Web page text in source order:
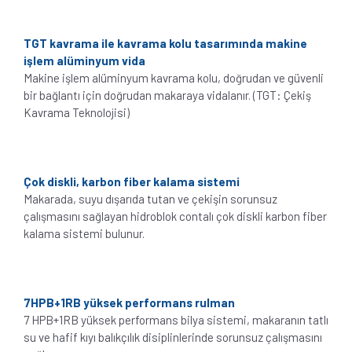
TGT kavrama ile kavrama kolu tasarımında makine
işlem alüminyum vida
Makine işlem alüminyum kavrama kolu, doğrudan ve güvenli
bir bağlantı için doğrudan makaraya vidalanır. (TGT: Çekiş
Kavrama Teknolojisi)
Çok diskli, karbon fiber kalama sistemi
Makarada, suyu dışarıda tutan ve çekişin sorunsuz
çalışmasını sağlayan hidroblok contalı çok diskli karbon fiber
kalama sistemi bulunur.
7HPB+1RB yüksek performans rulman
7 HPB+1RB yüksek performans bilya sistemi, makaranın tatlı
su ve hafif kıyı balıkçılık disiplinlerinde sorunsuz çalışmasını